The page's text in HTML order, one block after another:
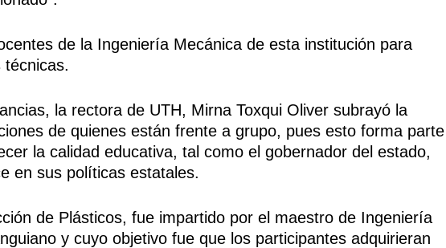
de la Ingeniería Mecánica de esta institución para
la rectora de UTH, Mirna Toxqui Oliver subrayó la
de quienes están frente a grupo, pues esto forma parte
la calidad educativa, tal como el gobernador del estado,
en sus políticas estatales.
de Plásticos, fue impartido por el maestro de Ingeniería
y cuyo objetivo fue que los participantes adquirieran